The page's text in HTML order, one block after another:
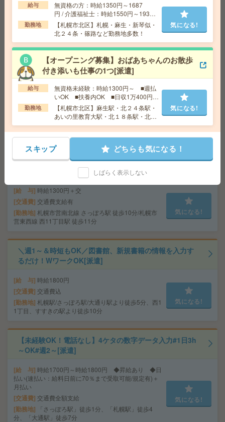
給 与 時給1400円 月収例 217,000円+残業代 ◆
在宅手当（200円/日）支給あり♪
交通費 全額支給
勤務地 さっぽろ駅徒歩3分、札幌駅徒歩3分 ※駅直結
オフィス！駅直結！
時給1500円＊【大通駅 】あんしん長期！事務のお仕事！
残業なし[派遣]
給 与 時給1500円 月収例 240,000円
全額支給
勤務地 大通駅徒歩7分
気になる!
【50代～60代活躍】経験を活かす落着いた職場*補助金支
給 与 時給1300円＋交
交通費 交通費支給有
勤務地 札幌市営南北線 さっぽろ駅 徒歩10分/札幌市
営東西線 西11丁目駅 徒歩11分
気になる!
＼週1～＆時短もOK／図書館、新規書籍の情報を入力す
るだけ！WワークOK[派遣]
給 与 時給1800円
交通費 交通費込
勤務地 札幌駅/さっぽろ駅/大通り駅より徒歩5分、西1
1丁目、すすきの駅より徒歩10分
気になる!
【未経験OK！電話なし】4ケタの数字データ入力#1日3h
～OK#週2～[派遣]
給 与 時給1700円～時給1800円 ◆昇給あり ◆日
払い(速払い：給料日前に70％まで受取可能/規定有)＋
月払い
交通費 交通費全額支給
勤務地
「さっぽろ駅」徒歩1分、「札幌駅」徒歩4
分、「大通駅」徒歩7分
気になる!
給与
無資格の方：時給1350円～1687
円 / 介護福祉士：時給1550円～1937
円 / 初任者以上：時給1450円～1812
円
勤務地
【札幌市北区】札幌・麻生・新琴似・
北２４条・篠路など勤務地多数！
気になる!
【オープニング募集】おばあちゃんのお散歩
付き添いも仕事の1つ[派遣]
給与
無資格未経験：時給1300円～ ■週払
いOK ■扶養内OK ■日収1万400円以
上
勤務地
【札幌市北区】麻生駅・北２４条駅・
あいの里教育大駅・北１８条駅・北３
４条駅など勤務地多数！
気になる!
スキップ どちらも気になる！
しばらく表示しない